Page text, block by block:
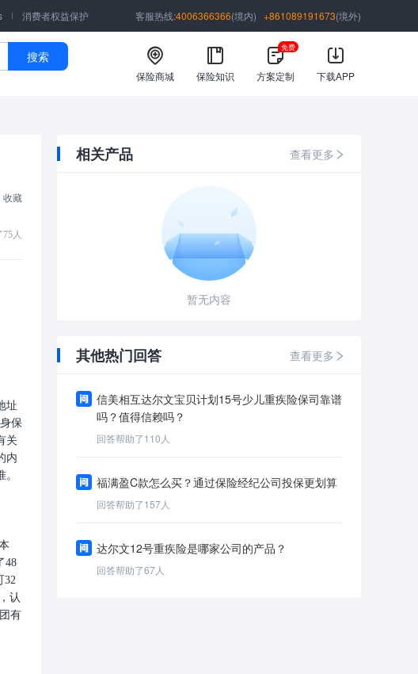
消费者权益保护 客服热线:4006366366(境内) +861089191673(境外)
搜索
保险商城 保险知识 方案定制
免费
下载APP
收藏
75人
址
保
关
内
48
32
认
有
相关产品 查看更多
暂无内容
其他热门回答 查看更多
信美相互达尔文宝贝计划15号少儿重疾险保司靠谱
吗？值得信赖吗？
回答帮助了110 人
福满盈C款怎么买？通过保险经纪公司投保更划算
回答帮助了157人
达尔文12号重疾险是哪家公司的产品？
回答帮助了67人